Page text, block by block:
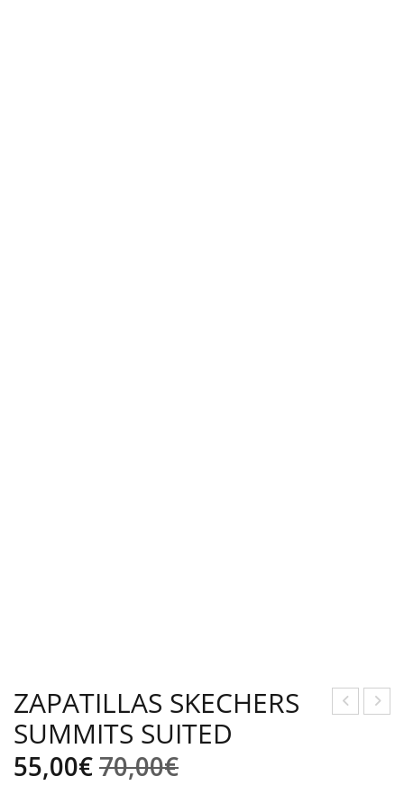
ZAPATILLAS SKECHERS
SUMMITS SUITED
70,00€El
55,00€
El